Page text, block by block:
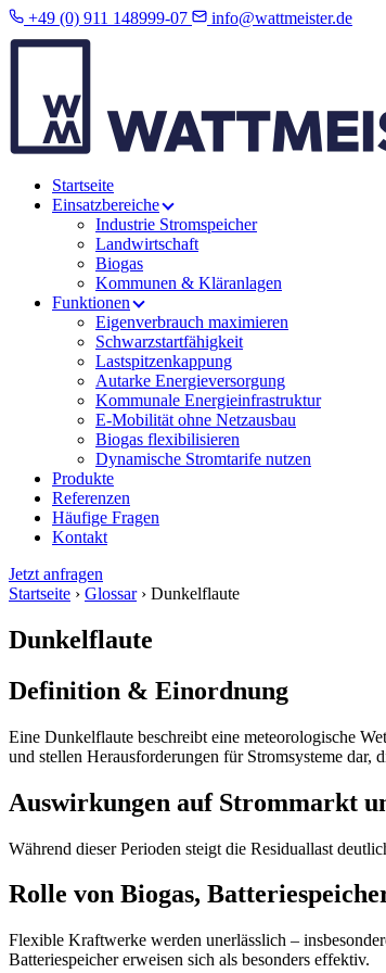
+49 (0) 911 148999-07 info@wattmeister.de
Startseite
Einsatzbereiche
Industrie Stromspeicher
Landwirtschaft
Biogas
Kommunen & Kläranlagen
Funktionen
Eigenverbrauch maximieren
Schwarzstartfähigkeit
Lastspitzenkappung
Autarke Energieversorgung
Kommunale Energieinfrastruktur
E-Mobilität ohne Netzausbau
Biogas flexibilisieren
Dynamische Stromtarife nutzen
Produkte
Referenzen
Häufige Fragen
Kontakt
Jetzt anfragen
Startseite › Glossar› Dunkelflaute
Dunkelflaute
Definition & Einordnung
Eine Dunkelflaute beschreibt eine meteorologische
und stellen Herausforderungen für Stromsysteme dar,
Auswirkungen auf Strommarkt
Während dieser Perioden steigt die Residuallast
Rolle von Biogas,
Flexible Kraftwerke werden unerlässlich –
Batteriespeicher erweisen sich als besonders effektiv.